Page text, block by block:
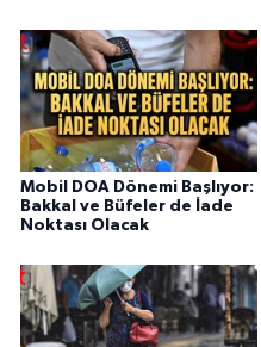
Mobil DOA Dönemi Başlıyor:
Bakkal ve Büfeler de İade
Noktası Olacak